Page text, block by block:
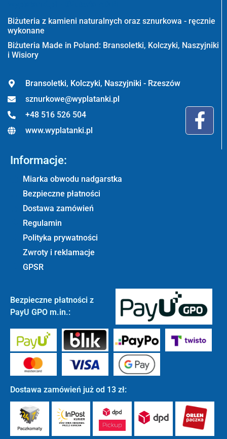
Biżuteria z kamieni naturalnych oraz sznurkowa - ręcznie
wykonane
Biżuteria Made in Poland: Bransoletki, Kolczyki, Naszyjniki
i Wisiory
Bransoletki, Kolczyki, Naszyjniki - Rzeszów
sznurkowe@wyplatanki.pl
+48 516 526 504
www.wyplatanki.pl
Informacje:
Miarka obwodu nadgarstka
Bezpieczne płatności
Dostawa zamówień
Regulamin
Polityka prywatności
Zwroty i reklamacje
GPSR
Bezpieczne płatności z
PayU GPO m.in.:
Dostawa zamówień już od 13 zł: